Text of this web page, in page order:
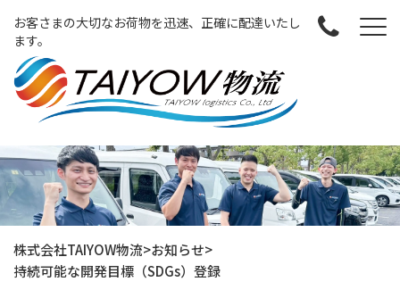
お客さまの大切なお荷物を迅速、正確に配達いたし
ます。
株式会社TAIYOW物流>お知らせ>
持続可能な開発目標（SDGs）登録